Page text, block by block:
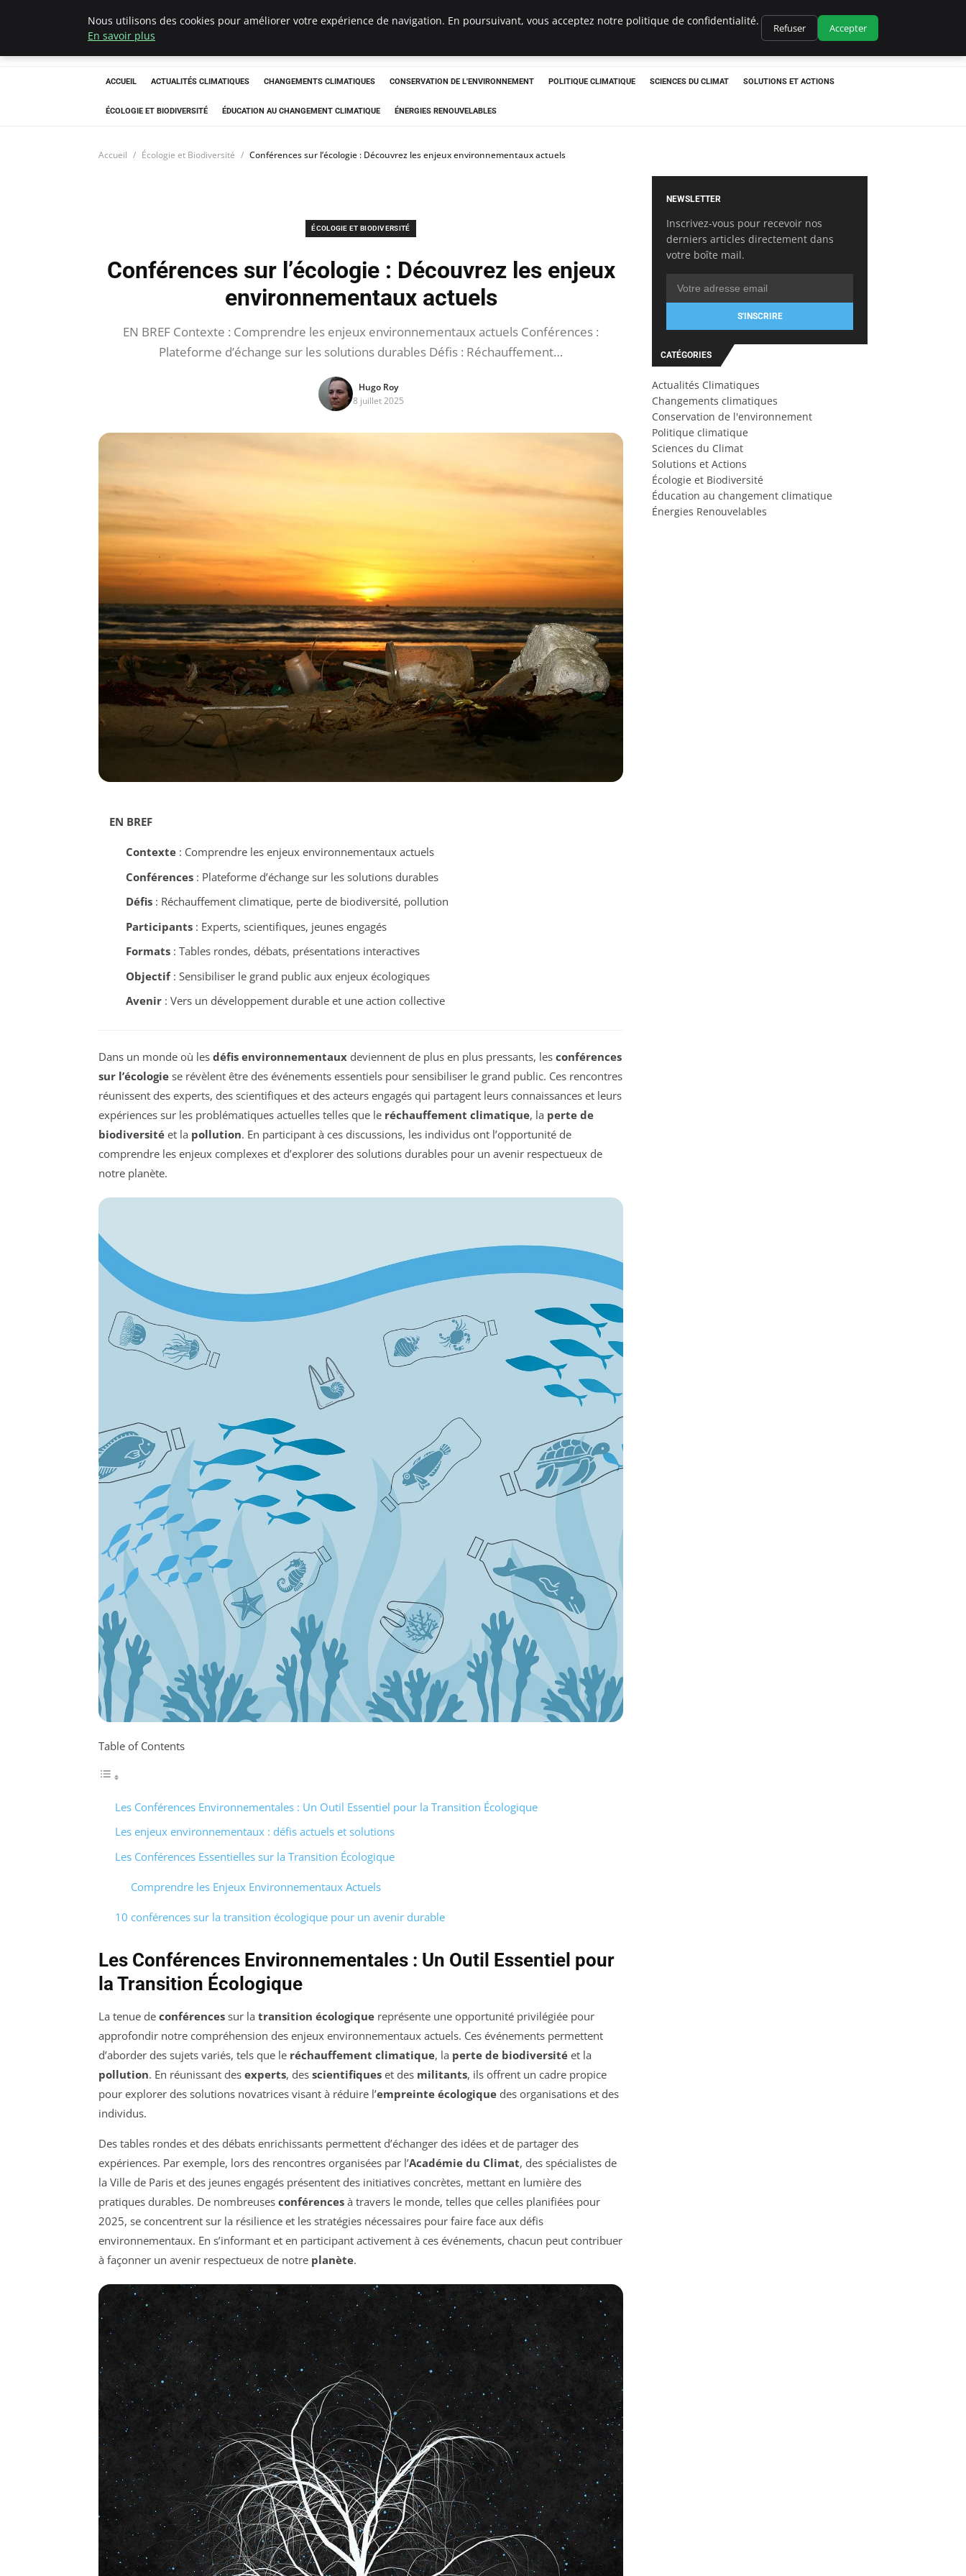
Climatedebtagents
ACCUEIL ACTUALITÉS CLIMATIQUES CHANGEMENTS CLIMATIQUES CONSERVATION DE L'ENVIRONNEMENT POLITIQUE CLIMATIQUE SCIENCES DU CLIMAT SOLUTIONS ET ACTIONS
ÉCOLOGIE ET BIODIVERSITÉ ÉDUCATION AU CHANGEMENT CLIMATIQUE ÉNERGIES RENOUVELABLES
Accueil Écologie et Biodiversité Conférences sur l’écologie : Découvrez les enjeux environnementaux actuels
ÉCOLOGIE ET BIODIVERSITÉ
Conférences sur l’écologie : Découvrez les enjeux
environnementaux actuels
EN BREF Contexte : Comprendre les enjeux environnementaux actuels Conférences :
Plateforme d’échange sur les solutions durables Défis : Réchauffement…
Hugo Roy
8 juillet 2025
EN BREF
Contexte: Comprendre les enjeux environnementaux actuels
Conférences: Plateforme d’échange sur les solutions durables
Défis: Réchauffement climatique, perte de biodiversité, pollution
Participants: Experts, scientifiques, jeunes engagés
Formats: Tables rondes, débats, présentations interactives
Objectif: Sensibiliser le grand public aux enjeux écologiques
Avenir: Vers un développement durable et une action collective
Dans un monde où les défis environnementaux deviennent de plus en plus pressants, les conférences
sur l’écologie se révèlent être des événements essentiels pour sensibiliser le grand public. Ces rencontres
réunissent des experts, des scientifiques et des acteurs engagés qui partagent leurs connaissances et leurs
expériences sur les problématiques actuelles telles que le réchauffement climatique, la perte de
biodiversité et la pollution. En participant à ces discussions, les individus ont l’opportunité de
comprendre les enjeux complexes et d’explorer des solutions durables pour un avenir respectueux de
notre planète.
Table of Contents
Les Conférences Environnementales : Un Outil Essentiel pour la Transition Écologique
Les enjeux environnementaux : défis actuels et solutions
Les Conférences Essentielles sur la Transition Écologique
Comprendre les Enjeux Environnementaux Actuels
10 conférences sur la transition écologique pour un avenir durable
Les Conférences Environnementales : Un Outil Essentiel pour
la Transition Écologique
La tenue de conférences sur la transition écologique représente une opportunité privilégiée pour
approfondir notre compréhension des enjeux environnementaux actuels. Ces événements permettent
d’aborder des sujets variés, tels que le réchauffement climatique, la perte de biodiversité et la
pollution. En réunissant des experts, des scientifiques et des militants, ils offrent un cadre propice
pour explorer des solutions novatrices visant à réduire l’empreinte écologique des organisations et des
individus.
Des tables rondes et des débats enrichissants permettent d’échanger des idées et de partager des
expériences. Par exemple, lors des rencontres organisées par l’Académie du Climat, des spécialistes de
la Ville de Paris et des jeunes engagés présentent des initiatives concrètes, mettant en lumière des
pratiques durables. De nombreuses conférences à travers le monde, telles que celles planifiées pour
2025, se concentrent sur la résilience et les stratégies nécessaires pour faire face aux défis
environnementaux. En s’informant et en participant activement à ces événements, chacun peut contribuer
à façonner un avenir respectueux de notre planète.
NEWSLETTER
Inscrivez-vous pour recevoir nos
derniers articles directement dans
votre boîte mail.
S'INSCRIRE
CATÉGORIES
Actualités Climatiques
Changements climatiques
Conservation de l'environnement
Politique climatique
Sciences du Climat
Solutions et Actions
Écologie et Biodiversité
Éducation au changement climatique
Énergies Renouvelables
Nous utilisons des cookies pour améliorer votre expérience de navigation. En poursuivant, vous acceptez notre politique de confidentialité.
En savoir plus
Refuser Accepter